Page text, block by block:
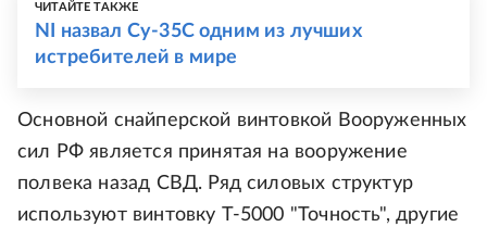
ЧИТАЙТЕ ТАКЖЕ
NI назвал Су-35С одним из лучших
истребителей в мире
Основной снайперской винтовкой Вооруженных
сил РФ является принятая на вооружение
полвека назад СВД. Ряд силовых структур
используют винтовку Т-5000 "Точность", другие